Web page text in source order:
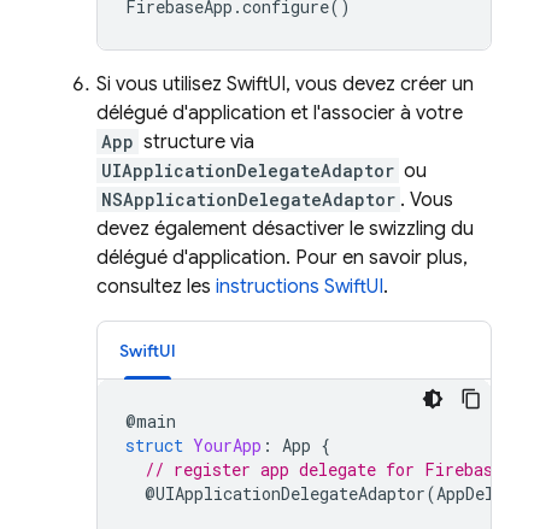
FirebaseApp .configure()
Si vous utilisez SwiftUI, vous devez créer un
délégué d'application et l'associer à votre
App structure via
UIApplicationDelegateAdaptor ou
NSApplicationDelegateAdaptor . Vous
devez également désactiver le swizzling du
délégué d'application. Pour en savoir plus,
consultez les instructions SwiftUI.
SwiftUI
@main
struct YourApp : App {
// register app delegate for Firebase
@UIApplicationDelegateAdaptor(